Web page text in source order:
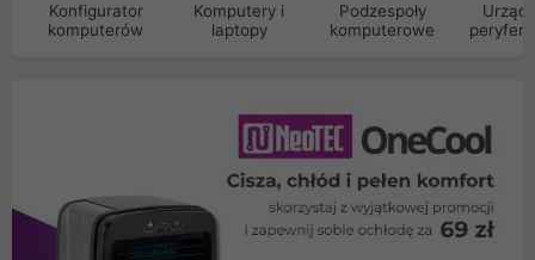
Konfigurator
komputerów
Komputery i
laptopy
Podzespoły
komputerowe